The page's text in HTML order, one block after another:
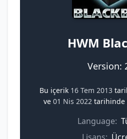
HWM
Version:
Bu içerik 16 Tem 2013
ve 01 Nis 2022 tarihinde
Language: